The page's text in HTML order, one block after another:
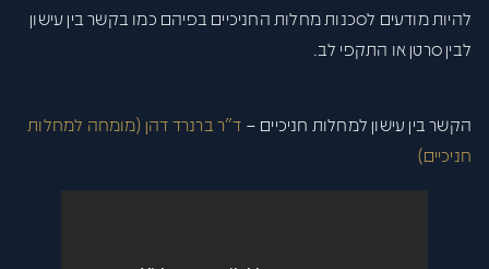
להיות מודעים לסכנות מחלות החניכיים בפיהם כמו בקשר בין עישון
לבין סרטן או התקפי לב.
הקשר בין עישון למחלות חניכיים – ד"ר ברנרד דהן (מומחה למחלות
חניכיים)